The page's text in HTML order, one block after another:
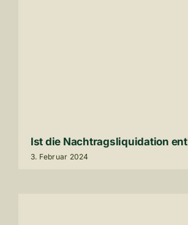
Ist die Nach­trags­li­qui­da­tion
3. Februar 2024